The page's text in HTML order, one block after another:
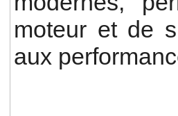
moteur et de
aux